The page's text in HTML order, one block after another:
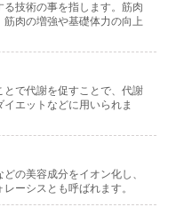
技術の事を指します。筋肉
筋肉の増強や基礎体力の向上
で代謝を促すことで、代謝
エットなどに用いられま
の美容成分をイオン化し、
ーシスとも呼ばれます。